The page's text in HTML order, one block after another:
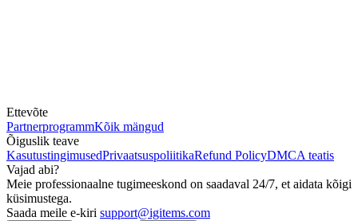
Ettevõte
PartnerprogrammKõik mängud
Õiguslik teave
KasutustingimusedPrivaatsuspoliitikaRefund PolicyDMCA teatis
Vajad abi?
Meie professionaalne tugimeeskond on saadaval 24/7, et aidata kõigi
küsimustega.
Saada meile e-kiri support@igitems.com